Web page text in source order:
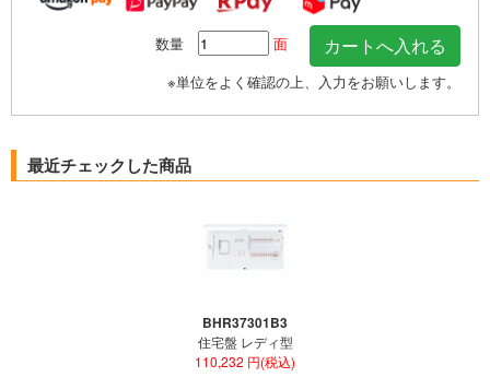
数量
面
※単位をよく確認の上、入力をお願いします。
最近チェックした商品
BHR37301B3
住宅盤 レディ型
110,232 円(税込)